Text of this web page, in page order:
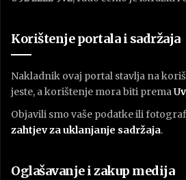
Korištenje portala i sadržaja
Nakladnik ovaj portal stavlja na
jeste, a korištenje mora biti premaU
Objavili smo vaše podatke ili
zahtjev za uklanjanje sadržaja.
Oglašavanje i zakup medija